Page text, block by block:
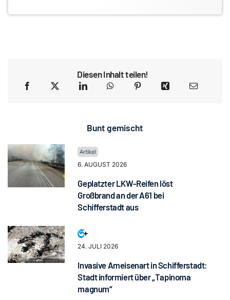
Diesen Inhalt teilen!
Bunt gemischt
6. AUGUST 2026
Geplatzter LKW-Reifen löst
Großbrand an der A61 bei
Schifferstadt aus
24. JULI 2026
Invasive Ameisenart in Schifferstadt:
Stadt informiert über „Tapinoma
magnum“